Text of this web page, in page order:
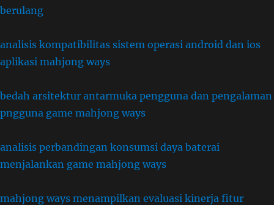
berulang
analisis kompatibilitas sistem operasi android dan ios
aplikasi mahjong ways
bedah arsitektur antarmuka pengguna dan pengalaman
pngguna game mahjong ways
analisis perbandingan konsumsi daya baterai
menjalankan game mahjong ways
mahjong ways menampilkan evaluasi kinerja fitur